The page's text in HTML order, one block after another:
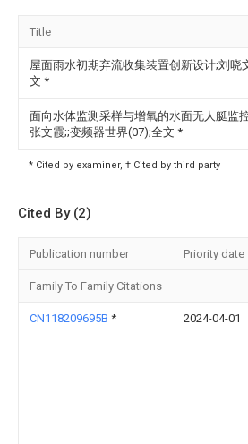
Title
屋面雨水初期弃流收集装置创新设计;刘晓
文 *
面向水体监测采样与增氧的水面无人艇监
张文霞;;变频器世界(07);全文 *
* Cited by examiner, † Cited by third party
Cited By (2)
Publication number Priority date
Family To Family Citations
CN118209695B * 2024-04-01